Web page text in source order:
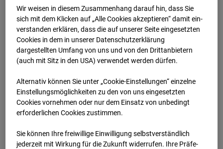
2026
07 08 10:15
BC-114 BV-Ausbau
Bonatzbau -Cam2
Arnulf Klett Platz, 70173 Stuttgart
Zur Übersicht
Europe/Berlin
Wir weisen in diesem Zusammenhang darauf hin, dass Sie
sich mit dem Klicken auf „Alle Cookies akzeptieren“ damit ein­
ver­standen erklären, dass die auf unserer Seite eingesetzten
Cookies in dem in unserer Datenschutzerklärung
dargestellten Umfang von uns und von den Drittanbietern
(auch mit Sitz in den USA) verwendet werden dürfen.
Alternativ können Sie unter „Cookie-Einstellungen“ einzelne
Einstellungsmöglichkeiten zu den von uns eingesetzten
Cookies vornehmen oder nur dem Einsatz von unbedingt
erforderlichen Cookies zustimmen.
Sie können Ihre freiwillige Einwilligung selbstverständlich
jederzeit mit Wirkung für die Zukunft widerrufen. Ihre Prä­fe­